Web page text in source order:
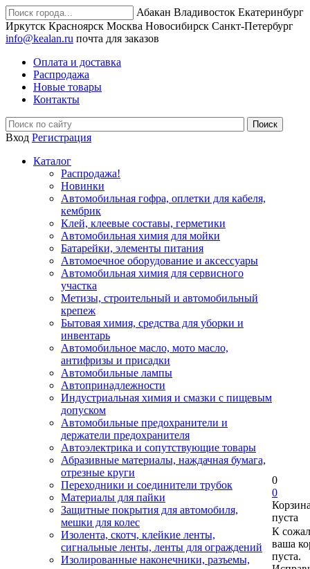
Абакан Владивосток Екатеринбург
Иркутск Красноярск Москва Новосибирск Санкт-Петербург
info@kealan.ru почта для заказов
Оплата и доставка
Распродажа
Новые товары
Контакты
Вход Регистрация
Каталог
Распродажа!
Новинки
Автомобильная гофра, оплетки для кабеля,
кембрик
Клей, клеевые составы, герметики
Автомобильная химия для мойки
Батарейки, элементы питания
Автомоечное оборудование и аксессуары
Автомобильная химия для сервисного
участка
Метизы, строительный и автомобильный
крепеж
Бытовая химия, средства для уборки и
инвентарь
Автомобильное масло, мото масло,
антифризы и присадки
Автомобильные лампы
Автопринадлежности
Индустриальная химия и смазки с пищевым
допуском
Автомобильные предохранители и
держатели предохранителя
Автоэлектрика и сопутствующие товары
Абразивные материалы, наждачная бумага,
отрезные круги
Переходники и соединители трубок
Материалы для пайки
Защитные покрытия для автомобиля,
мешки для колес
Изолента, скотч, клейкие ленты,
сигнальные ленты, ленты для ограждений
Изолированные наконечники, разъемы,
0
0
пуста
К
ваша
пуста.